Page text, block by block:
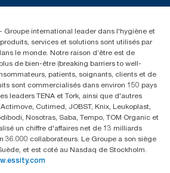
AG
| Vendredi 8:00-15:00
Groupe international leader dans l'hygiène et
services et solutions sont utilisés par
le monde. Notre raison d’être est de
de bien-être (breaking barriers to well-
patients, soignants, clients et de
sont commercialisés dans environ 150 pays
leaders TENA et Tork, ainsi que d'autres
Cutimed, JOBST, Knix, Leukoplast,
Nosotras, Saba, Tempo, TOM Organic et
un chiffre d'affaires net de 13 milliards
36.000 collaborateurs. Le Groupe a son siège
et est coté au Nasdaq de Stockholm.